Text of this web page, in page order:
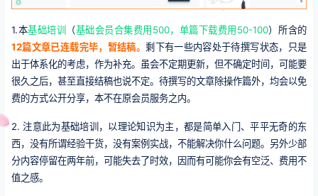
1.本基础培训 （基础会员合集费用500，单篇下载费用50-100）所含的
12篇文章已连载完毕，暂结稿。剩下有一些内容处于待撰写状态，只是
出于体系化的考虑，作为补充。虽会不定期更新，但不确定时间，可能要
很久之后，甚至直接结稿也说不定。待撰写的文章除操作篇外，均会以免
费的方式公开分享，本不在原会员服务之内。
2. 注意此为基础培训，以理论知识为主，都是简单入门、平平无奇的东
西，没有所谓经验干货，没有案例实战，不能解决你什么问题。另外少部
分内容停留在两年前，可能失去了时效，因而有可能你会有空泛、费用不
值之感。